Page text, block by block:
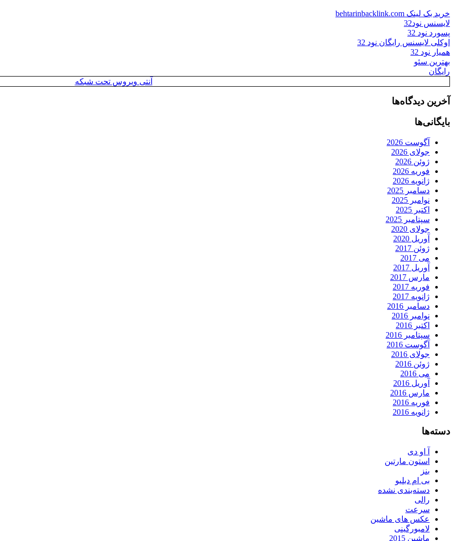
خرید بک لینک behtarinbacklink.com
لایسنس نود32
پسورد نود 32
اوکلی لایسنس رایگان نود 32
همیار نود 32
بهترین سئو
رایگان
آنتی ویروس تحت شبکه
آخرین دیدگاه‌ها
بایگانی‌ها
آگوست 2026
جولای 2026
ژوئن 2026
فوریه 2026
ژانویه 2026
دسامبر 2025
نوامبر 2025
اکتبر 2025
سپتامبر 2025
جولای 2020
آوریل 2020
ژوئن 2017
می 2017
آوریل 2017
مارس 2017
فوریه 2017
ژانویه 2017
دسامبر 2016
نوامبر 2016
اکتبر 2016
سپتامبر 2016
آگوست 2016
جولای 2016
ژوئن 2016
می 2016
آوریل 2016
مارس 2016
فوریه 2016
ژانویه 2016
دسته‌ها
آ او دی
استون مارتین
بنز
بی ام دبلیو
دسته‌بندی نشده
رالی
سرعت
عکس های ماشین
لامبورگینی
ماشین 2015